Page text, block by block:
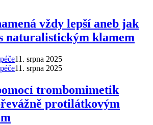
vždy lepší aneb jak
naturalistickým klamem
11. srpna 2025
11. srpna 2025
trombomimetik
protilátkovým